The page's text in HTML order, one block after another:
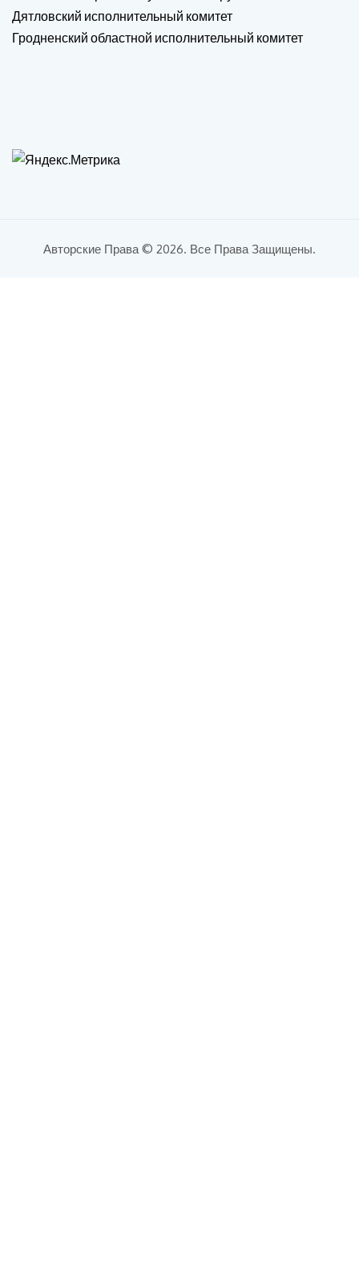
Дятловский исполнительный комитет
Гродненский областной исполнительный комитет
Авторские Права © 2026. Все Права Защищены.